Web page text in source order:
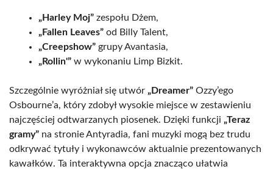
„Harley Moj” zespołu Dżem,
„Fallen Leaves” od Billy Talent,
„Creepshow” grupy Avantasia,
„Rollin'” w wykonaniu Limp Bizkit.
Szczególnie wyróżniał się utwór „Dreamer” Ozzy’ego
Osbourne’a, który zdobył wysokie miejsce w zestawieniu
najczęściej odtwarzanych piosenek. Dzięki funkcji „Teraz
gramy” na stronie Antyradia, fani muzyki mogą bez trudu
odkrywać tytuły i wykonawców aktualnie prezentowanych
kawałków. Ta interaktywna opcja znacząco ułatwia